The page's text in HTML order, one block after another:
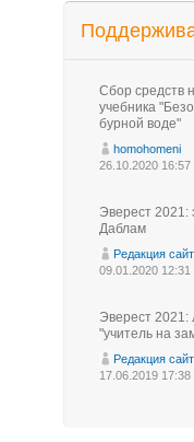
Сбор средств
учебника
бурной воде"
homohomeni
26.10.2020 16:57
Эверест 2021:
Даблам
Редакция
09.01.2020 12:31
Эверест 2021:
"учитель на
Редакция
17.06.2019 17:38